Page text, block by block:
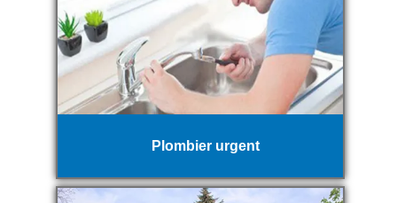
Plombier urgent